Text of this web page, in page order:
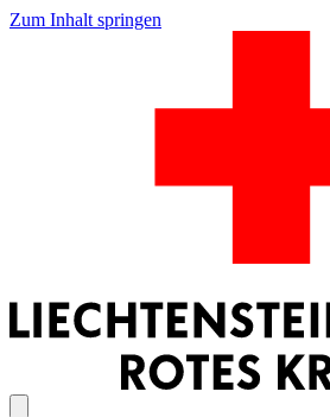
Zum Inhalt springen